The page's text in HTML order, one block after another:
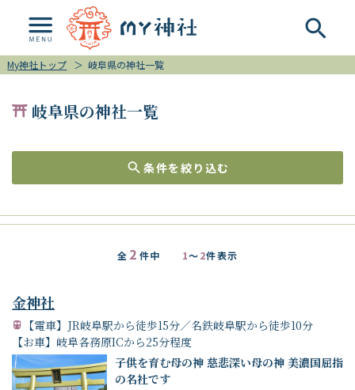
My神社トップ ＞ 岐阜県の神社一覧
岐阜県の神社一覧
条件を絞り込む
全 2 件中 1～2件表示
金神社
【電車】JR岐阜駅から徒歩15分／名鉄岐阜駅から徒歩10分
【お車】岐阜各務原ICから25分程度
子供を育む母の神 慈悲深い母の神 美濃国屈指
の名社です